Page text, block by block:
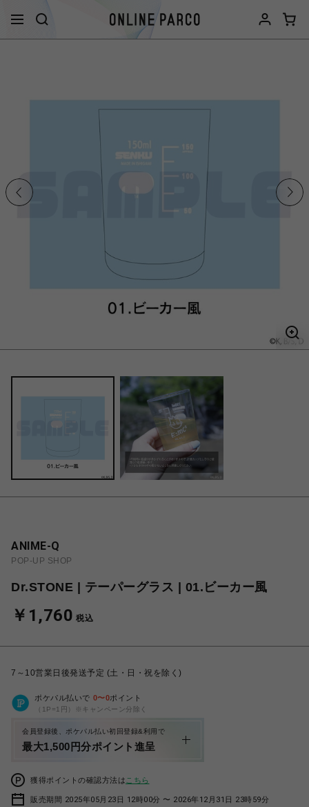
ANIME-Q
POP-UP SHOP
Dr.STONE | テーパーグラス | 01.ビーカー風
￥1,760 税込
7～10営業日後発送予定 (土・日・祝を除く)
ポケパル払いで 0〜0ポイント
（1P=1円）※キャンペーン分除く
会員登録後、ポケパル払い初回登録&利用で
最大1,500円分ポイント進呈
獲得ポイントの確認方法は こちら
販売期間 2025年05月23日 12時00分 〜 2026年12月31日 23時59分